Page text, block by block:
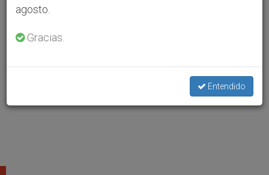
agosto.
Gracias.
Entendido